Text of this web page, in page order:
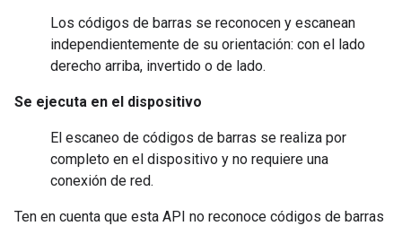
Los códigos de barras se reconocen y escanean
independientemente de su orientación: con el lado
derecho arriba, invertido o de lado.
Se ejecuta en el dispositivo
El escaneo de códigos de barras se realiza por
completo en el dispositivo y no requiere una
conexión de red.
Ten en cuenta que esta API no reconoce códigos de barras